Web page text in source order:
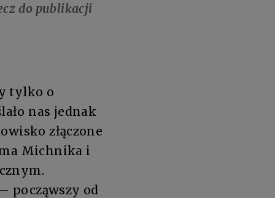
do publikacji
tylko o
nas jednak
złączone
Michnika i
począwszy od